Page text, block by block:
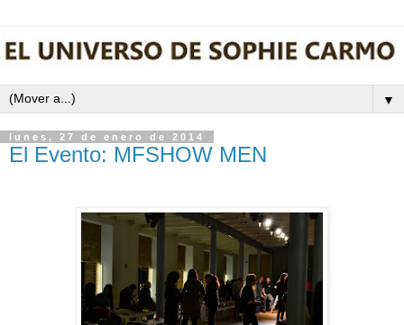
▼
lunes, 27 de enero de 2014
El Evento: MFSHOW MEN